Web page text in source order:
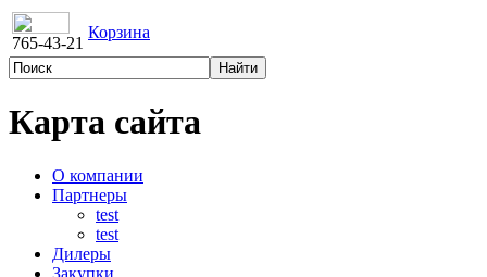
765-43-21
Корзина
Карта сайта
О компании
Партнеры
test
test
Дилеры
Закупки